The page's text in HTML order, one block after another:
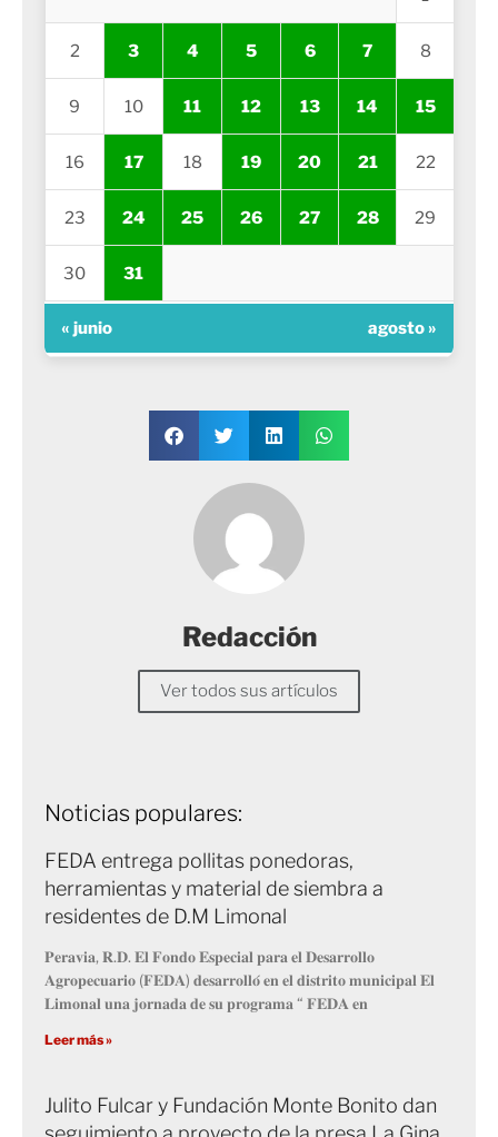
2 3 4 5 6 7 8
9 10 11 12 13 14 15
16 17 18 19 20 21 22
23 24 25 26 27 28 29
30 31
« junio agosto »
Redacción
Ver todos sus artículos
Noticias populares:
FEDA entrega pollitas ponedoras,
herramientas y material de siembra a
residentes de D.M Limonal
𝐏𝐞𝐫𝐚𝐯𝐢𝐚, 𝐑.𝐃. 𝐄𝐥 𝐅𝐨𝐧𝐝𝐨 𝐄𝐬𝐩𝐞𝐜𝐢𝐚𝐥 𝐩𝐚𝐫𝐚 𝐞𝐥 𝐃𝐞𝐬𝐚𝐫𝐫𝐨𝐥𝐥𝐨
𝐀𝐠𝐫𝐨𝐩𝐞𝐜𝐮𝐚𝐫𝐢𝐨 (𝐅𝐄𝐃𝐀) 𝐝𝐞𝐬𝐚𝐫𝐫𝐨𝐥𝐥𝐨́ 𝐞𝐧 𝐞𝐥 𝐝𝐢𝐬𝐭𝐫𝐢𝐭𝐨 𝐦𝐮𝐧𝐢𝐜𝐢𝐩𝐚𝐥 𝐄𝐥
𝐋𝐢𝐦𝐨𝐧𝐚𝐥 𝐮𝐧𝐚 𝐣𝐨𝐫𝐧𝐚𝐝𝐚 𝐝𝐞 𝐬𝐮 𝐩𝐫𝐨𝐠𝐫𝐚𝐦𝐚 “ 𝐅𝐄𝐃𝐀 𝐞𝐧
Leer más »
Julito Fulcar y Fundación Monte Bonito dan